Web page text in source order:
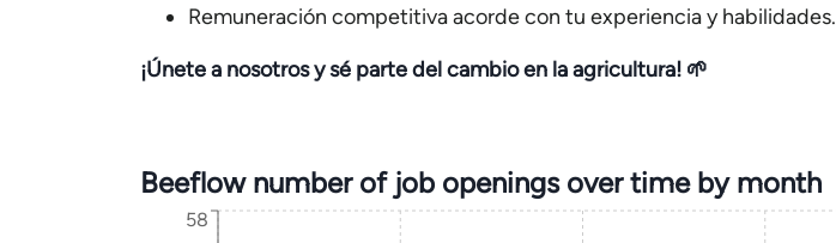
Remuneración competitiva acorde con tu experiencia y habilidades.
¡Únete a nosotros y sé parte del cambio en la agricultura! 🌱
Beeflow number of job openings over time by month
58